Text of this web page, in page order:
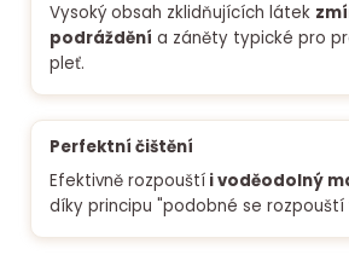
Vysoký obsah zklidňujících látek
podráždění a záněty typické pro
pleť.
Perfektní čištění
Efektivně rozpouští i voděodolný
díky principu "podobné se rozpouští